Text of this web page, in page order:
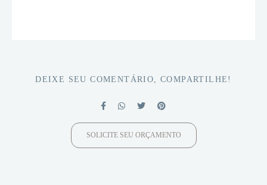
DEIXE SEU COMENTÁRIO, COMPARTILHE!
SOLICITE SEU ORÇAMENTO